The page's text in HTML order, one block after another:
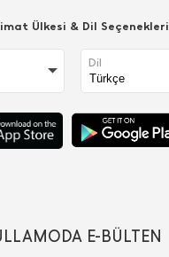
Ülkesi & Dil Seçenekleri
Dil
E-BÜLTEN